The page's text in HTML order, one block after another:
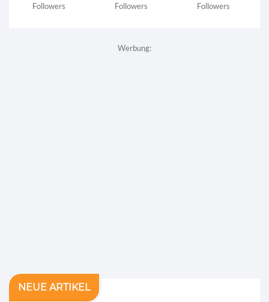
Followers Followers Followers
Werbung:
NEUE ARTIKEL